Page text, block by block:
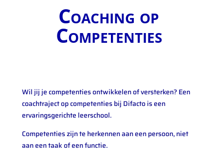
Coaching op
Competenties
Wil jij je competenties ontwikkelen of versterken? Een
coachtraject op competenties bij Difacto is een
ervaringsgerichte leerschool.
Competenties zijn te herkennen aan een persoon, niet
aan een taak of een functie.